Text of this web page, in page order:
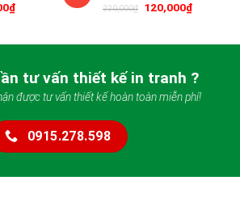
₫ 220,000₫ 120,000₫
tư vấn thiết kế in tranh ?
được tư vấn thiết kế hoàn toàn miễn phí!
0915.278.598